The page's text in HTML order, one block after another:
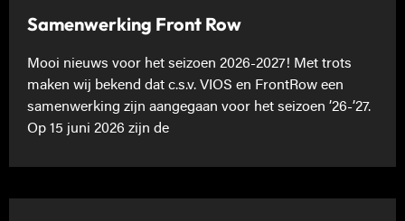
Samenwerking Front Row
Mooi nieuws voor het seizoen 2026-2027! Met trots
maken wij bekend dat c.s.v. VIOS en FrontRow een
samenwerking zijn aangegaan voor het seizoen ’26-’27.
Op 15 juni 2026 zijn de